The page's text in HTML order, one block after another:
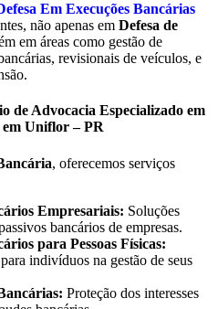
Em Execuções Bancárias
não apenas em Defesa de
em áreas como gestão de
revisionais de veículos, e
de Advocacia Especializado em
em Uniflor – PR
, oferecemos serviços
Empresariais: Soluções
bancários de empresas.
para Pessoas Físicas:
indivíduos na gestão de seus
Proteção dos interesses